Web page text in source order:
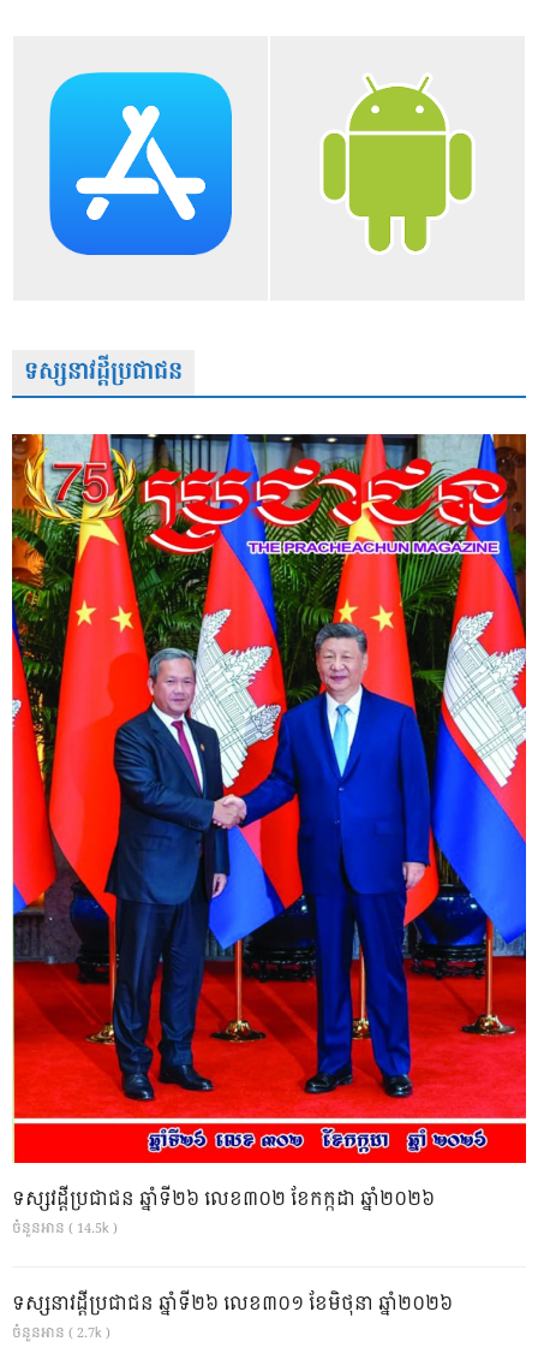
ទស្សនាវដ្តីប្រជាជន
ទស្សវដ្តីប្រជាជន ឆ្នាំទី២៦ លេខ៣០២ ខែកក្កដា ឆ្នាំ២០២៦
ចំនួនអាន ( 14.5k )
ទស្សនាវដ្ដីប្រជាជន ឆ្នាំទី២៦ លេខ៣០១ ខែមិថុនា ឆ្នាំ២០២៦
ចំនួនអាន ( 2.7k )